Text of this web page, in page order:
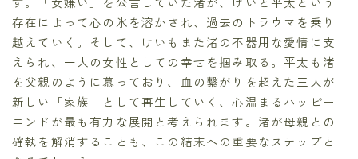
存在によって心の氷を溶かされ、過去のトラウマを乗り
越えていく。そして、けいもまた渚の不器用な愛情に支
えられ、一人の女性としての幸せを掴み取る。平太も渚
を父親のように慕っており、血の繋がりを超えた三人が
新しい「家族」として再生していく、心温まるハッピー
エンドが最も有力な展開と考えられます。渚が母親との
確執を解消することも、この結末への重要なステップと